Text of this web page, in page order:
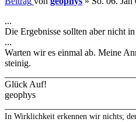
...
Die Ergebnisse sollten aber nicht
...
Warten wir es einmal ab. Meine
steinig.
Glück Auf!
geophys
In Wirklichkeit erkennen wir nichts;